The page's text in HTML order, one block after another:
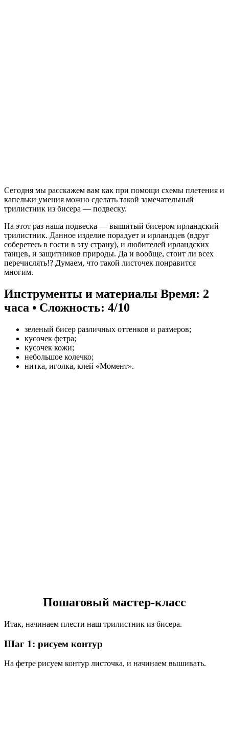
Сегодня мы расскажем вам как при помощи схемы плетения и
капельки умения можно сделать такой замечательный
трилистник из бисера — подвеску.
На этот раз наша подвеска — вышитый бисером ирландский
трилистник. Данное изделие порадует и ирландцев (вдруг
соберетесь в гости в эту страну), и любителей ирландских
танцев, и защитников природы. Да и вообще, стоит ли всех
перечислять!? Думаем, что такой листочек понравится
многим.
Инструменты и материалы Время: 2
часа • Сложность: 4/10
зеленый бисер различных оттенков и размеров;
кусочек фетра;
кусочек кожи;
небольшое колечко;
нитка, иголка, клей «Момент».
Пошаговый мастер-класс
Итак, начинаем плести наш трилистник из бисера.
Шаг 1: рисуем контур
На фетре рисуем контур листочка, и начинаем вышивать.